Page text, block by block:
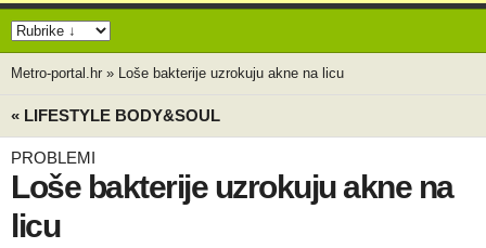
Metro-portal.hr » Loše bakterije uzrokuju akne na licu
« LIFESTYLE BODY&SOUL
PROBLEMI
Loše bakterije uzrokuju akne na
licu